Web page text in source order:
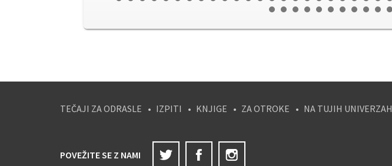
TEČAJI ZA ODRASLE IZPITI KNJIGE ZA OTROKE NA TUJIH UNIVERZAH
POVEŽITE SE Z NAMI
Twitter Facebook